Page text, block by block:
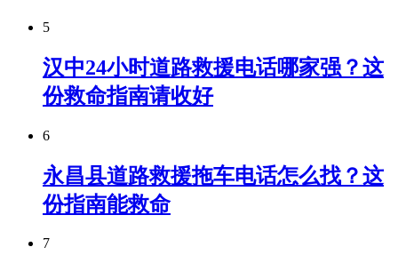
5
汉中24小时道路救援电话哪家强？这
份救命指南请收好
6
永昌县道路救援拖车电话怎么找？这
份指南能救命
7